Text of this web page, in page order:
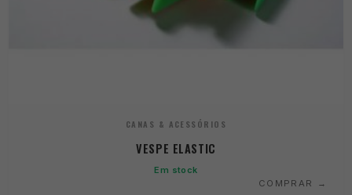
CANAS & ACESSÓRIOS
VESPE ELASTIC
Em stock
COMPRAR